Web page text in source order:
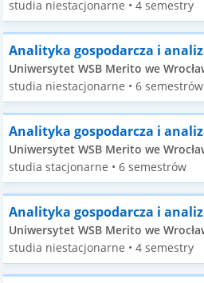
studia niestacjonarne • 4 semestry
Analityka gospodarcza i
Uniwersytet WSB Merito we
studia niestacjonarne • 6 semestrów
Analityka gospodarcza i
Uniwersytet WSB Merito we
studia stacjonarne • 6 semestrów
Analityka gospodarcza i
Uniwersytet WSB Merito we
studia niestacjonarne • 4 semestry